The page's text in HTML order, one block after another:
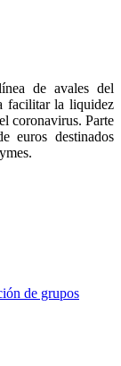
de avales del
facilitar la liquidez
coronavirus. Parte
euros destinados
de grupos